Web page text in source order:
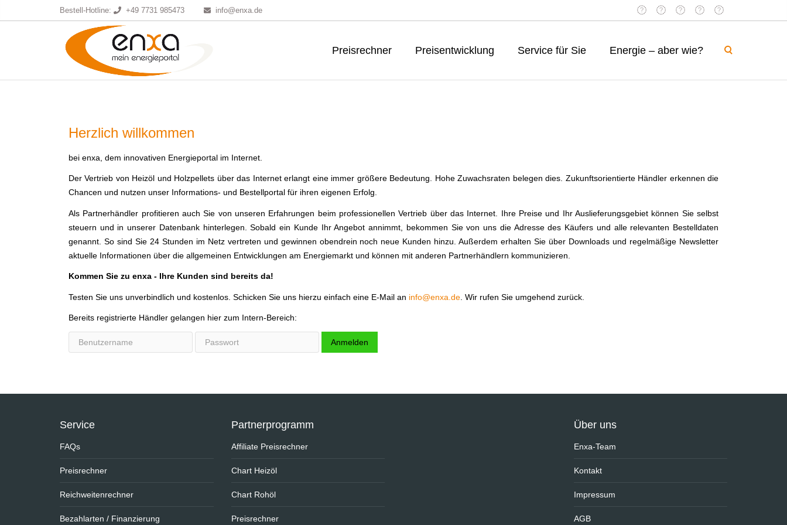
Bestell-Hotline: +49 7731 985473 info@enxa.de
Preisrechner Preisentwicklung Service für Sie Energie – aber wie?
Herzlich willkommen
bei enxa, dem innovativen Energieportal im Internet.
Der Vertrieb von Heizöl und Holzpellets über das Internet erlangt eine immer größere Bedeutung. Hohe Zuwachsraten belegen dies. Zukunftsorientierte Händler erkennen die
Chancen und nutzen unser Informations- und Bestellportal für ihren eigenen Erfolg.
Als Partnerhändler profitieren auch Sie von unseren Erfahrungen beim professionellen Vertrieb über das Internet. Ihre Preise und Ihr Auslieferungsgebiet können Sie selbst
steuern und in unserer Datenbank hinterlegen. Sobald ein Kunde Ihr Angebot annimmt, bekommen Sie von uns die Adresse des Käufers und alle relevanten Bestelldaten
genannt. So sind Sie 24 Stunden im Netz vertreten und gewinnen obendrein noch neue Kunden hinzu. Außerdem erhalten Sie über Downloads und regelmäßige Newsletter
aktuelle Informationen über die allgemeinen Entwicklungen am Energiemarkt und können mit anderen Partnerhändlern kommunizieren.
Kommen Sie zu enxa - Ihre Kunden sind bereits da!
Testen Sie uns unverbindlich und kostenlos. Schicken Sie uns hierzu einfach eine E-Mail an info@enxa.de . Wir rufen Sie umgehend zurück.
Bereits registrierte Händler gelangen hier zum Intern-Bereich:
Benutzername Passwort Anmelden
Service
FAQs
Preisrechner
Reichweitenrechner
Bezahlarten / Finanzierung
Partnerprogramm
Affiliate Preisrechner
Chart Heizöl
Chart Rohöl
Preisrechner
Über uns
Enxa-Team
Kontakt
Impressum
AGB